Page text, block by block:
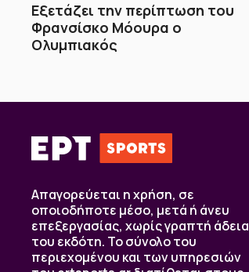
Εξετάζει την περίπτωση του
Φρανσίσκο Μόουρα ο
Ολυμπιακός
Απαγορεύεται η χρήση, σε
οποιοδήποτε μέσο, μετά ή άνευ
επεξεργασίας, χωρίς γραπτή άδεια
του εκδότη. Το σύνολο του
περιεχομένου και των υπηρεσιών